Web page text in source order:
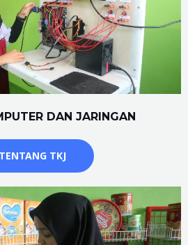
DAN JARINGAN
TENTANG TKJ